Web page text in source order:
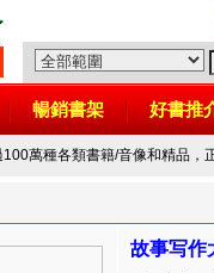
暢銷書架 好書推
100萬種各類書籍/音像和精品，
故事写作